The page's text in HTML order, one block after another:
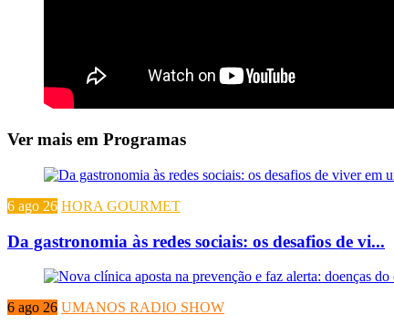
Ver mais em Programas
6 ago 26 HORA GOURMET
Da gastronomia às redes sociais: os desafios de vi...
6 ago 26 UMANOS RADIO SHOW